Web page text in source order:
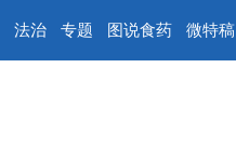
法治 专题 图说食药 微特稿